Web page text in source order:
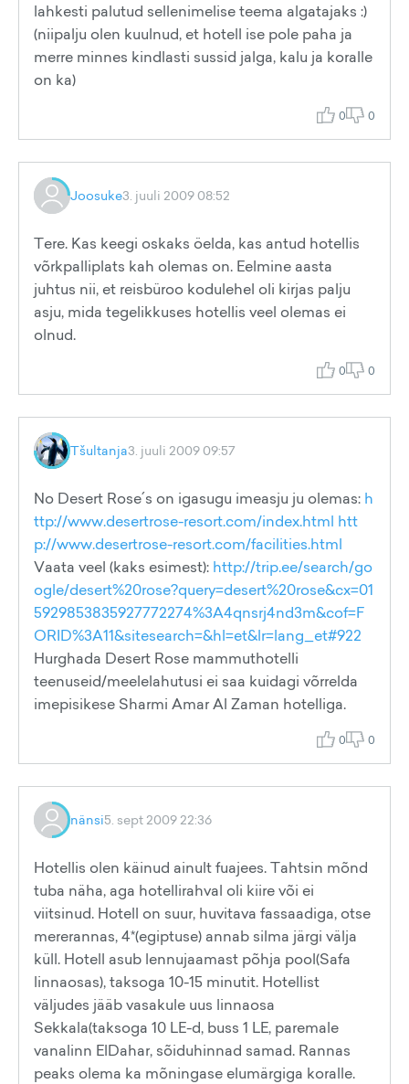
lahkesti palutud sellenimelise teema algatajaks :)
(niipalju olen kuulnud, et hotell ise pole paha ja
merre minnes kindlasti sussid jalga, kalu ja koralle
on ka)
0 0
Joosuke3. juuli 2009 08:52
Tere. Kas keegi oskaks öelda, kas antud hotellis
võrkpalliplats kah olemas on. Eelmine aasta
juhtus nii, et reisbüroo kodulehel oli kirjas palju
asju, mida tegelikkuses hotellis veel olemas ei
olnud.
0 0
Tšultanja3. juuli 2009 09:57
No Desert Rose´s on igasugu imeasju ju olemas: h
ttp://www.desertrose-resort.com/index.html htt
p://www.desertrose-resort.com/facilities.html
Vaata veel (kaks esimest): http://trip.ee/search/go
ogle/desert%20rose?query=desert%20rose&cx=01
5929853835927772274%3A4qnsrj4nd3m&cof=F
ORID%3A11&sitesearch=&hl=et&lr=lang_et#922
Hurghada Desert Rose mammuthotelli
teenuseid/meelelahutusi ei saa kuidagi võrrelda
imepisikese Sharmi Amar Al Zaman hotelliga.
0 0
nänsi5. sept 2009 22:36
Hotellis olen käinud ainult fuajees. Tahtsin mõnd
tuba näha, aga hotellirahval oli kiire või ei
viitsinud. Hotell on suur, huvitava fassaadiga, otse
mererannas, 4*(egiptuse) annab silma järgi välja
küll. Hotell asub lennujaamast põhja pool(Safa
linnaosas), taksoga 10-15 minutit. Hotellist
väljudes jääb vasakule uus linnaosa
Sekkala(taksoga 10 LE-d, buss 1 LE, paremale
vanalinn ElDahar, sõiduhinnad samad. Rannas
peaks olema ka mõningase elumärgiga koralle.